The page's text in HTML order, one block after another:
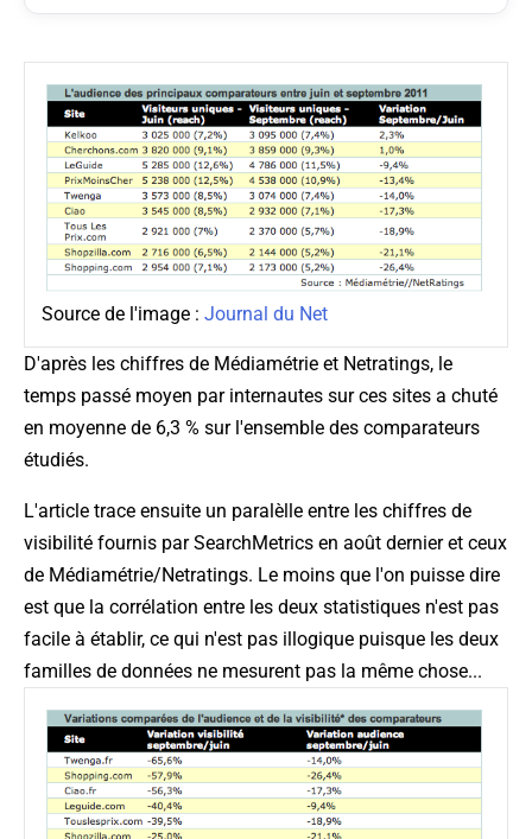
Source de l'image : Journal du Net
D'après les chiffres de Médiamétrie et Netratings, le
temps passé moyen par internautes sur ces sites a chuté
en moyenne de 6,3 % sur l'ensemble des comparateurs
étudiés.
L'article trace ensuite un paralèlle entre les chiffres de
visibilité fournis par SearchMetrics en août dernier et ceux
de Médiamétrie/Netratings. Le moins que l'on puisse dire
est que la corrélation entre les deux statistiques n'est pas
facile à établir, ce qui n'est pas illogique puisque les deux
familles de données ne mesurent pas la même chose...